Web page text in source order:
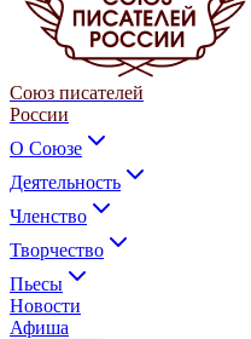
Союз писателей
России
О Союзе
Деятельность
Членство
Творчество
Пьесы
Новости
Афиша